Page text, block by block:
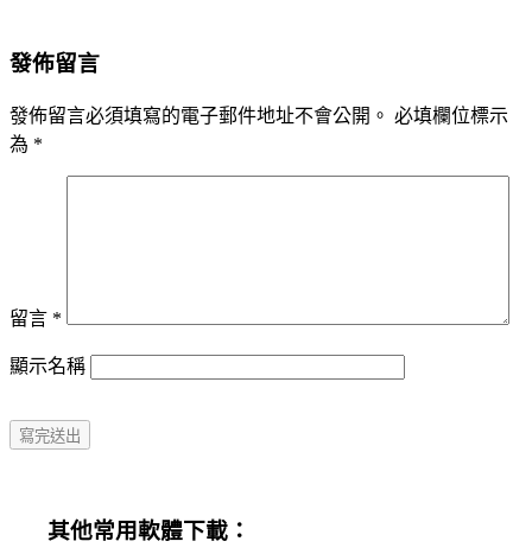
發佈留言
發佈留言必須填寫的電子郵件地址不會公開。 必填欄位標示
為 *
留言 *
顯示名稱
其他常用軟體下載：